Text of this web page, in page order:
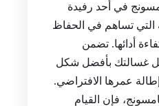
في أحد رفيدة
التي تساهم في الحفاظ
أدائها. تضمن
غسالتك بأفضل شكل
عمرها الافتراضي.
فإن القيام